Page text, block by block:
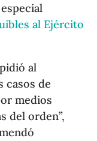
al Ejército
al
casos de
medios
del orden”,